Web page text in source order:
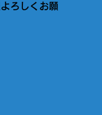
ろしくお願